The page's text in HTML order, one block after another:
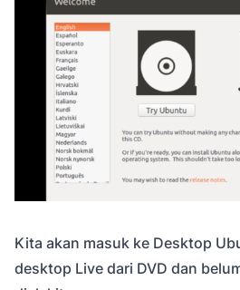
Kita akan masuk ke Desktop
desktop Live dari DVD dan